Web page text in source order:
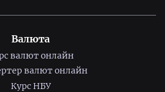
Валюта
валют онлайн
валют онлайн
Курс НБУ